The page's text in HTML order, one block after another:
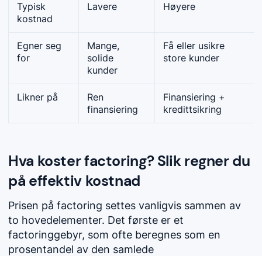
Typisk
kostnad
Lavere Høyere
Egner seg
for
Mange,
solide
kunder
Få eller usikre
store kunder
Likner på
Ren
finansiering
Finansiering +
kredittsikring
Hva koster factoring? Slik regner du
på effektiv kostnad
Prisen på factoring settes vanligvis sammen av
to hovedelementer. Det første er et
factoringgebyr, som ofte beregnes som en
prosentandel av den samlede